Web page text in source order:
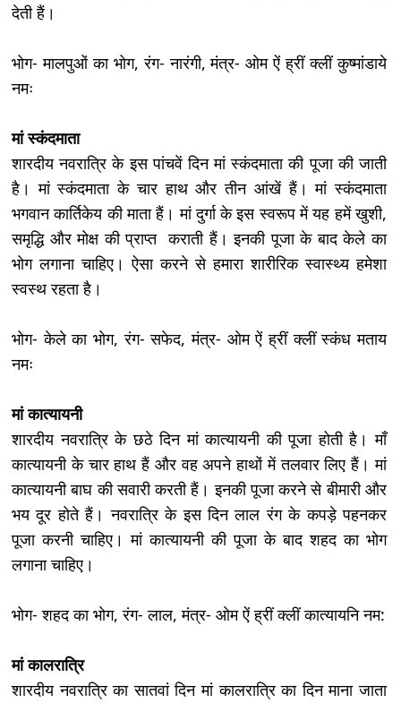
देती हैं।
भोग- मालपुओं का भोग, रंग- नारंगी, मंत्र- ओम ऐं ह्रीं क्लीं कुष्मांडाये
नमः
मां स्कंदमाता
शारदीय नवरात्रि के इस पांचवें दिन मां स्कंदमाता की पूजा की जाती
है। मां स्कंदमाता के चार हाथ और तीन आंखें हैं। मां स्कंदमाता
भगवान कार्तिकेय की माता हैं। मां दुर्गा के इस स्वरूप में यह हमें खुशी,
समृद्धि और मोक्ष की प्राप्त कराती हैं। इनकी पूजा के बाद केले का
भोग लगाना चाहिए। ऐसा करने से हमारा शारीरिक स्वास्थ्य हमेशा
स्वस्थ रहता है।
भोग- केले का भोग, रंग- सफेद, मंत्र- ओम ऐं ह्रीं क्लीं स्कंध मताय
नमः
मां कात्यायनी
शारदीय नवरात्रि के छठे दिन मां कात्यायनी की पूजा होती है। माँ
कात्यायनी के चार हाथ हैं और वह अपने हाथों में तलवार लिए हैं। मां
कात्यायनी बाघ की सवारी करती हैं। इनकी पूजा करने से बीमारी और
भय दूर होते हैं। नवरात्रि के इस दिन लाल रंग के कपड़े पहनकर
पूजा करनी चाहिए। मां कात्यायनी की पूजा के बाद शहद का भोग
लगाना चाहिए।
भोग- शहद का भोग, रंग- लाल, मंत्र- ओम ऐं ह्रीं क्लीं कात्यायनि नम:
मां कालरात्रि
शारदीय नवरात्रि का सातवां दिन मां कालरात्रि का दिन माना जाता